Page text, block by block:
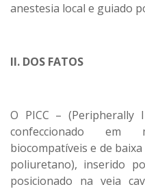
anestesia local e guiado
II. DOS FATOS
O PICC – (Peripherally
confeccionado em
biocompatíveis e de
poliuretano), inserido
posicionado na veia